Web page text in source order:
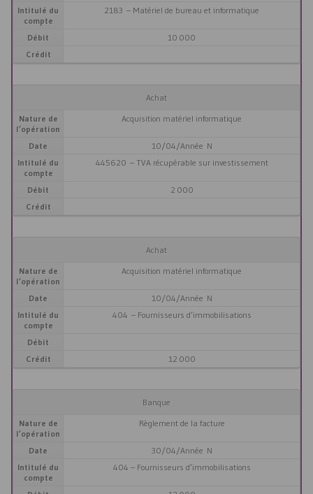
Intitulé du
compte
2183 – Matériel de bureau et informatique
Débit
10 000
Crédit
Achat
Nature de
l’opération
Acquisition matériel informatique
Date
10/04/Année N
Intitulé du
compte
445620 – TVA récupérable sur investissement
Débit
2 000
Crédit
Achat
Nature de
l’opération
Acquisition matériel informatique
Date
10/04/Année N
Intitulé du
compte
404 – Fournisseurs d’immobilisations
Débit
Crédit
12 000
Banque
Nature de
l’opération
Règlement de la facture
Date
30/04/Année N
Intitulé du
compte
404 – Fournisseurs d’immobilisations